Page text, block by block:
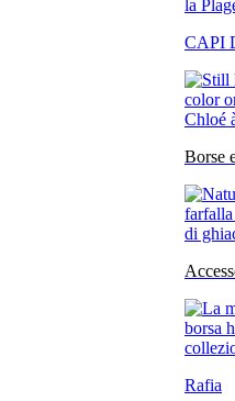
CAPI
Borse
Rafia